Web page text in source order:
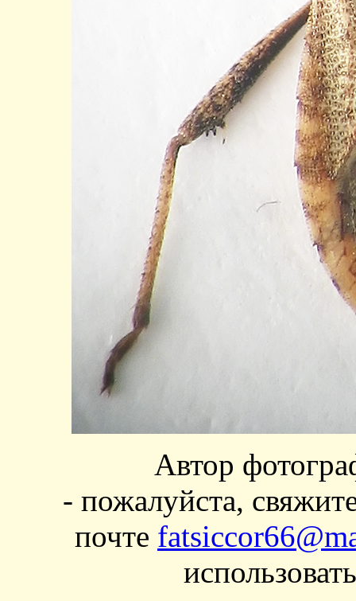
Автор
- пожалуйста,
почте